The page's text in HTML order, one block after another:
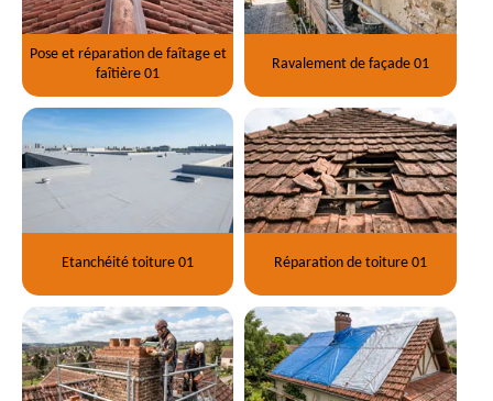
Pose et réparation de faîtage et
faîtière 01
Ravalement de façade 01
Etanchéité toiture 01 Réparation de toiture 01